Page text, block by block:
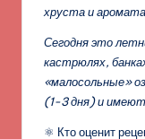
хруста и
Сегодня это
кастрюлях,
«малосольные»
(1-3 дня) и имеют
⚛️ Кто оценит